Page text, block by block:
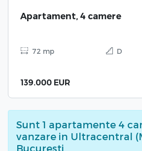
Apartament, 4 camere
72 mp D
139.000 EUR
Sunt 1 apartamente 4
vanzare in Ultracentral
Bucuresti